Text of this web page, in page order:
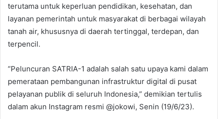
terutama untuk keperluan pendidikan, kesehatan, dan
layanan pemerintah untuk masyarakat di berbagai wilayah
tanah air, khususnya di daerah tertinggal, terdepan, dan
terpencil.
“Peluncuran SATRIA-1 adalah salah satu upaya kami dalam
pemerataan pembangunan infrastruktur digital di pusat
pelayanan publik di seluruh Indonesia,” demikian tertulis
dalam akun Instagram resmi @jokowi, Senin (19/6/23).